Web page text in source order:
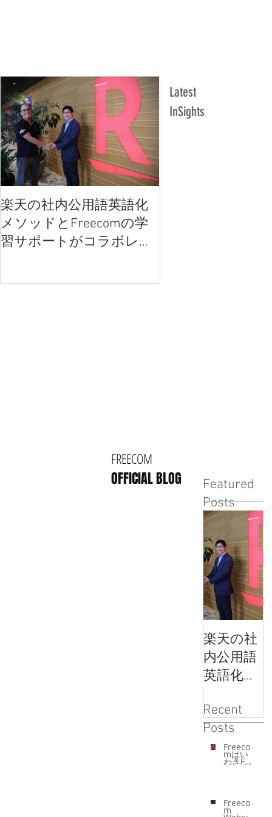
楽天の社内公用語英語化
メソッドとFreecomの学
習サポートがコラボレー
Latest
InSights
FREECOM
OFFICIAL BLOG
Featured
Posts
楽天の社
内公用語
英語化メ
Freecom
の学習サ
ポートが
コラボレ
Recent
Posts
Freeco
mはい
わきFC
を応援
Freeco
m